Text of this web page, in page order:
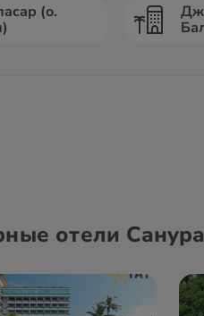
(о.
отели Санура